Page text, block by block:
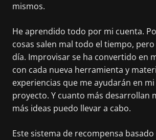
mismos.
He aprendido todo por mi cuenta.
cosas salen mal todo el tiempo,
día. Improvisar se ha convertido en
con cada nueva herramienta y
experiencias que me ayudarán en
proyecto. Y cuanto más desarrollan
más ideas puedo llevar a cabo.
Este sistema de recompensa